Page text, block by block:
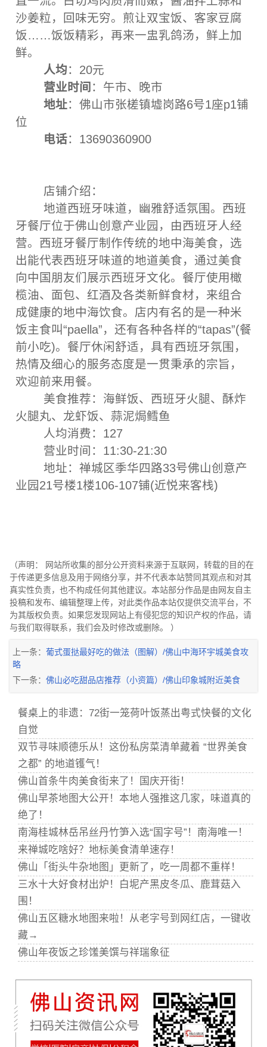
沙姜粒，回味无穷。煎让双宝饭、客家豆腐
饭……饭饭精彩，再来一盅乳鸽汤，鲜上加
鲜。
人均：20元
营业时间 ：午市、晚市
地址：佛山市张槎镇墟岗路6号1座p1铺
位
电话：13690360900
店铺介绍：
地道西班牙味道，幽雅舒适氛围。西班
牙餐厅位于佛山创意产业园，由西班牙人经
营。西班牙餐厅制作传统的地中海美食，选
出能代表西班牙味道的地道美食，通过美食
向中国朋友们展示西班牙文化。餐厅使用橄
榄油、面包、红酒及各类新鲜食材，来组合
成健康的地中海饮食。店内有名的是一种米
饭主食叫“paella”，还有各种各样的“tapas”(餐
前小吃)。餐厅休闲舒适，具有西班牙氛围，
热情及细心的服务态度是一贯秉承的宗旨，
欢迎前来用餐。
美食推荐：海鲜饭、西班牙火腿、酥炸
火腿丸、龙虾饭、蒜泥焗鳕鱼
人均消费：127
营业时间：11:30-21:30
地址：禅城区季华四路33号佛山创意产
业园21号楼1楼106-107铺(近悦来客栈)
（声明： 网站所收集的部分公开资料来源于互联网，转载的目的在
于传递更多信息及用于网络分享，并不代表本站赞同其观点和对其
真实性负责，也不构成任何其他建议。本站部分作品是由网友自主
投稿和发布、编辑整理上传，对此类作品本站仅提供交流平台，不
为其版权负责。如果您发现网站上有侵犯您的知识产权的作品，请
与我们取得联系，我们会及时修改或删除。 ）
上一条： 葡式蛋挞最好吃的做法（图解）/佛山中海环宇城美食攻
略
下一条： 佛山必吃甜品店推荐（小资篇）/佛山印象城附近美食
餐桌上的非遗：72街一笼荷叶饭蒸出粤式快餐的文化
自觉
双节寻味顺德乐从！这份私房菜清单藏着 “世界美食
之都” 的地道镬气！
佛山首条牛肉美食街来了！国庆开街！
佛山早茶地图大公开！本地人强推这几家，味道真的
绝了！
南海桂城林岳吊丝丹竹笋入选“国字号”！南海唯一！
来禅城吃啥好？地标美食清单速存！
佛山「街头牛杂地图」更新了，吃一周都不重样！
三水十大好食材出炉！白坭产黑皮冬瓜、鹿茸菇入
围！
佛山五区糖水地图来啦！从老字号到网红店，一键收
藏→
佛山年夜饭之珍馐美馔与祥瑞象征